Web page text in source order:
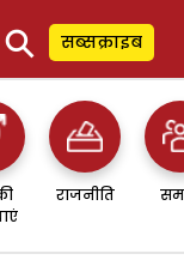
⚲ सब्सक्राइब
राजनीति